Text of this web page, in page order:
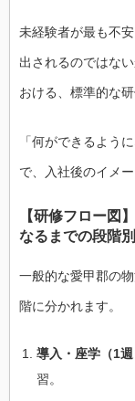
未経験者が最も不
出されるのではな
おける、標準的な
「何ができるよう
で、入社後のイメ
【研修フロー図
なるまでの段階
一般的な愛甲郡の
階に分かれます。
導入・座学（1週
習。